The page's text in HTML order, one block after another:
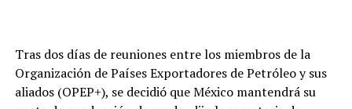
Tras dos días de reuniones entre los miembros de la
Organización de Países Exportadores de Petróleo y sus
aliados (OPEP+), se decidió que México mantendrá su